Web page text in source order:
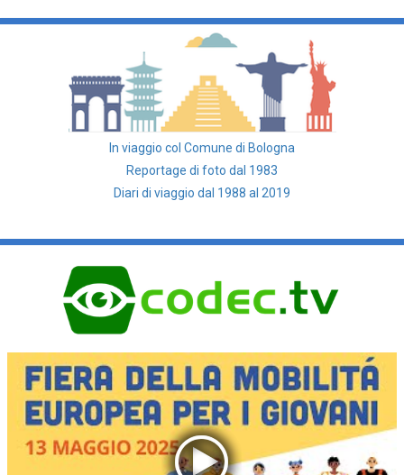
In viaggio col Comune di Bologna
Reportage di foto dal 1983
Diari di viaggio dal 1988 al 2019